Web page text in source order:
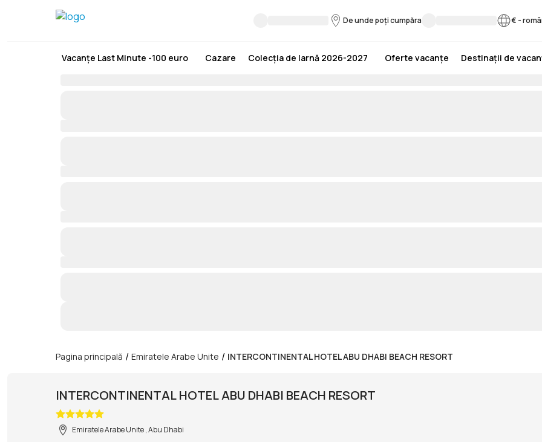
De unde poți cumpăra € -
Vacanțe Last Minute -100 euro Cazare Colecția de Iarnă 2026-2027 Oferte vacanțe Destinații de
Pagina principală / Emiratele Arabe Unite / INTERCONTINENTAL HOTEL ABU DHABI BEACH RESORT
INTERCONTINENTAL HOTEL ABU DHABI BEACH RESORT
Emiratele Arabe Unite , Abu Dhabi